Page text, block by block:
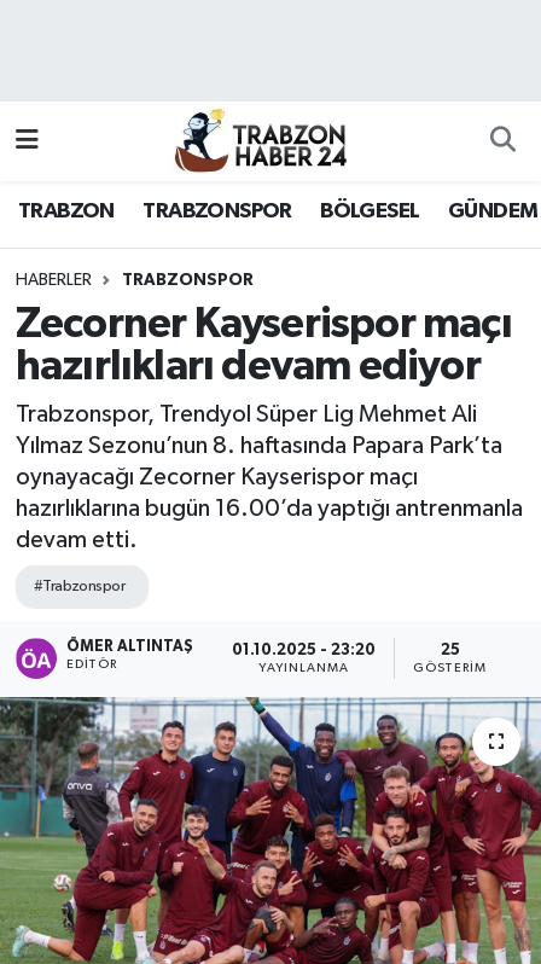
TRABZON TRABZONSPOR BÖLGESEL GÜNDEM
HABERLER TRABZONSPOR
Zecorner Kayserispor maçı
hazırlıkları devam ediyor
Trabzonspor, Trendyol Süper Lig Mehmet Ali
Yılmaz Sezonu’nun 8. haftasında Papara Park’ta
oynayacağı Zecorner Kayserispor maçı
hazırlıklarına bugün 16.00’da yaptığı antrenmanla
devam etti.
#Trabzonspor
ÖMER ALTINTAŞ
EDITÖR
01.10.2025 - 23:20
YAYINLANMA
25
GÖSTERIM
Hava Durumu
Namaz Vakitleri
Trafik Durumu
Süper Lig Puan Durumu ve Fikstür
Haber Arşivi